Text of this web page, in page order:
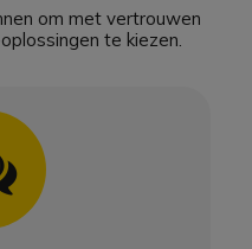
om met vertrouwen
te kiezen.
Icon